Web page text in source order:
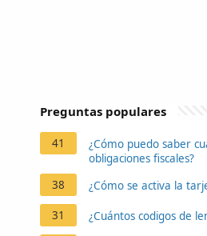
Preguntas populares
41
¿Cómo puedo saber
obligaciones fiscales?
38
¿Cómo se activa la
31 ¿Cuántos codigos de